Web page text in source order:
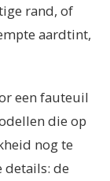
rand, of
aardtint,
een fauteuil
die op
nog te
details: de